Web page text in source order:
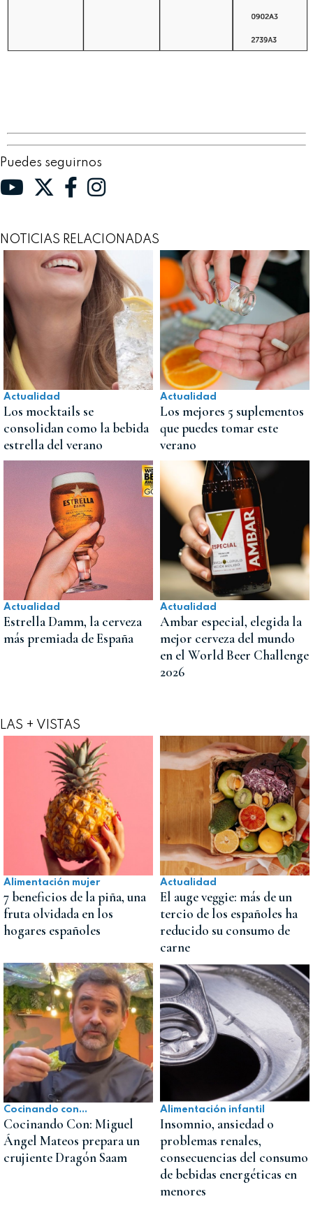
Puedes seguirnos
NOTICIAS RELACIONADAS
Actualidad
Los mocktails se
consolidan como la bebida
estrella del verano
Actualidad
Los mejores 5 suplementos
que puedes tomar este
verano
Actualidad
Estrella Damm, la cerveza
más premiada de España
Actualidad
Ambar especial, elegida la
mejor cerveza del mundo
en el World Beer Challenge
2026
LAS + VISTAS
Alimentación mujer
7 beneficios de la piña, una
fruta olvidada en los
hogares españoles
Actualidad
El auge veggie: más de un
tercio de los españoles ha
reducido su consumo de
carne
Cocinando con...
Cocinando Con: Miguel
Ángel Mateos prepara un
crujiente Dragón Saam
Alimentación infantil
Insomnio, ansiedad o
problemas renales,
consecuencias del consumo
de bebidas energéticas en
menores